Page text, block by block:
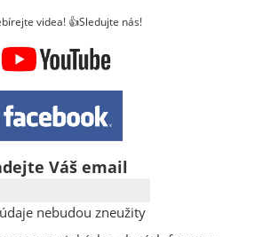
videa! 👍Sledujte nás!
Váš email
nebudou zneužity